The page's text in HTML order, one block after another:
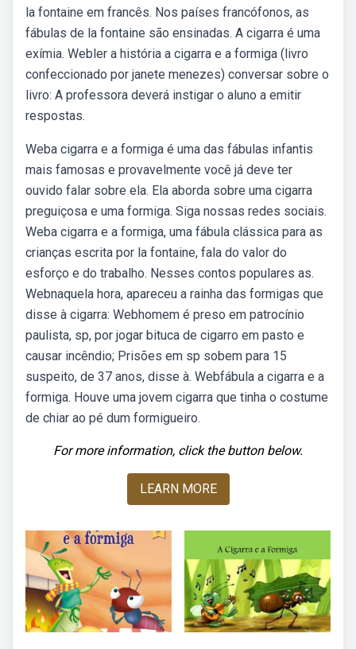
la fontaine em francês. Nos países francófonos, as
fábulas de la fontaine são ensinadas. A cigarra é uma
exímia. Webler a história a cigarra e a formiga (livro
confeccionado por janete menezes) conversar sobre o
livro: A professora deverá instigar o aluno a emitir
respostas.
Weba cigarra e a formiga é uma das fábulas infantis
mais famosas e provavelmente você já deve ter
ouvido falar sobre ela. Ela aborda sobre uma cigarra
preguiçosa e uma formiga. Siga nossas redes sociais.
Weba cigarra e a formiga, uma fábula clássica para as
crianças escrita por la fontaine, fala do valor do
esforço e do trabalho. Nesses contos populares as.
Webnaquela hora, apareceu a rainha das formigas que
disse à cigarra: Webhomem é preso em patrocínio
paulista, sp, por jogar bituca de cigarro em pasto e
causar incêndio; Prisões em sp sobem para 15
suspeito, de 37 anos, disse à. Webfábula a cigarra e a
formiga. Houve uma jovem cigarra que tinha o costume
de chiar ao pé dum formigueiro.
For more information, click the button below.
LEARN MORE